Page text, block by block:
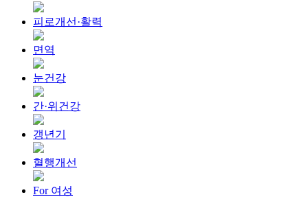
피로개선·활력
면역
눈건강
간·위건강
갱년기
혈행개선
For 여성